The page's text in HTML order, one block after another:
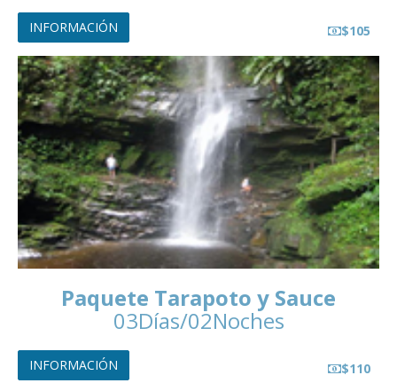
$105
INFORMACIÓN
Paquete Tarapoto y Sauce
03Días/02Noches
$110
INFORMACIÓN